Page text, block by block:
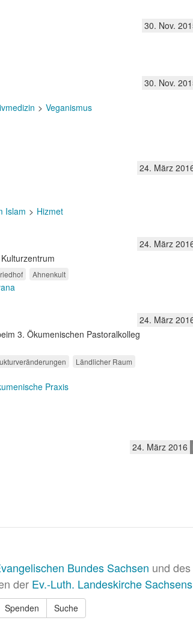
30. Nov.
30. Nov.
Veganismus
24. März
Islam Hizmet
24. März
Ahnenkult
24. März
3. Ökumenischen Pastoralkolleg
Ländlicher Raum
Praxis
24. März 2016
Bundes Sachsen und
der Ev.-Luth. Landeskirche Sachsens
Spenden Suche